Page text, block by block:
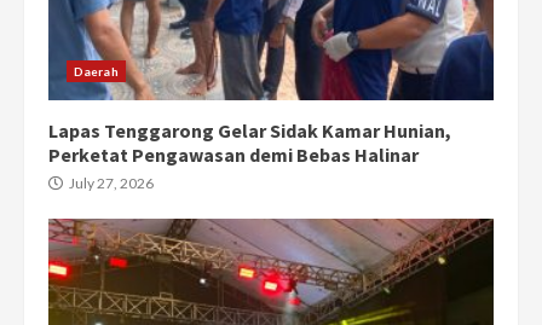
Daerah
Lapas Tenggarong Gelar Sidak Kamar Hunian,
Perketat Pengawasan demi Bebas Halinar
July 27, 2026